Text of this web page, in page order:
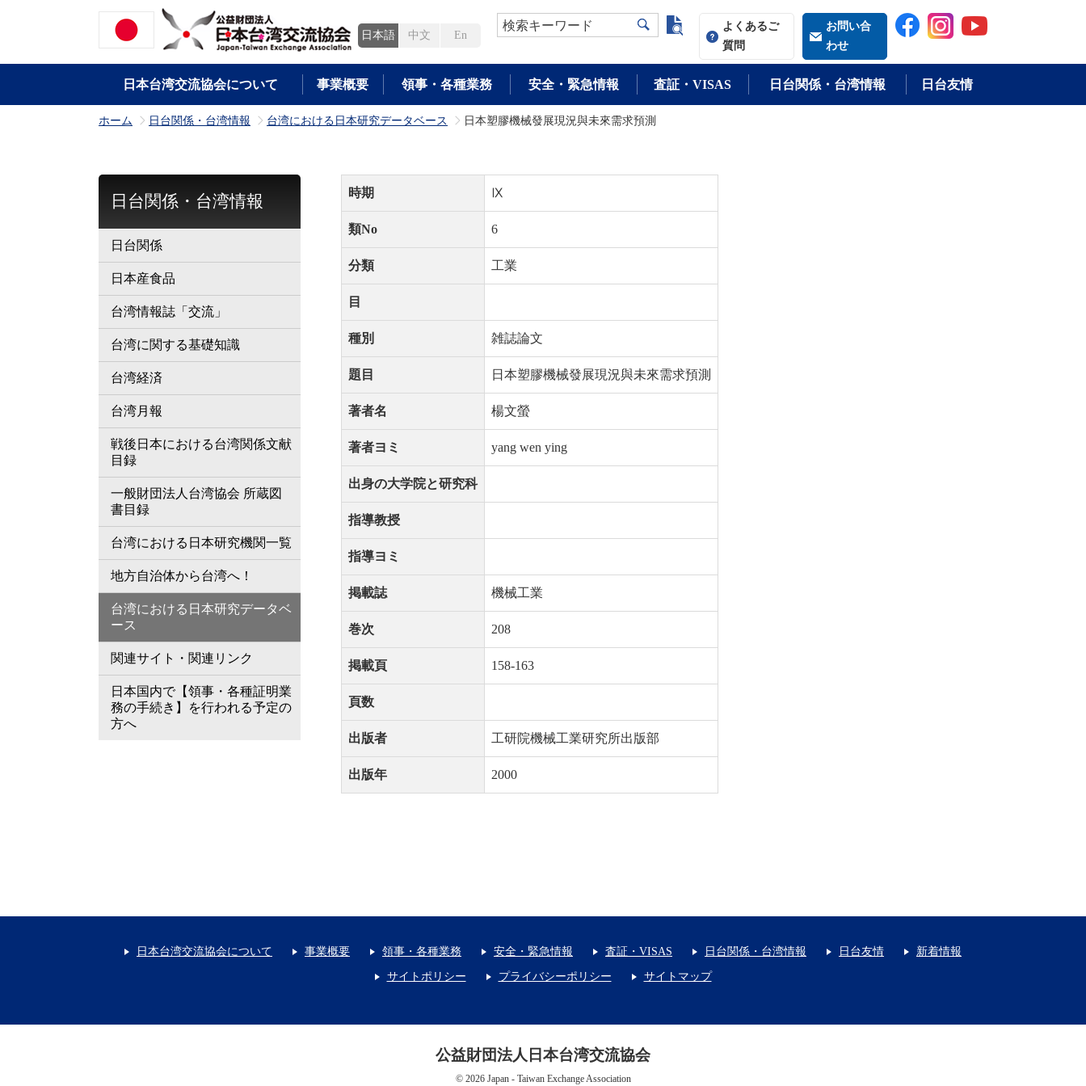
日本語 中文 En
検索キーワード よく検索される語
よくあるご
質問
お問い合
わせ
日本台湾交流協会について 事業概要 領事・各種業務 安全・緊急情報 査証・VISAS 日台関係・台湾情報 日台友情
ホーム >
日台関係・台湾情報 >
台湾における日本研究データベース >
日本塑膠機械發展現況與未來需求預測
時期 Ⅸ
類No 6
分類 工業
目
種別 雑誌論文
題目 日本塑膠機械發展現況與未來需求預測
著者名 楊文螢
著者ヨミ yang wen ying
出身の大学院と研究科
指導教授
指導ヨミ
掲載誌 機械工業
巻次 208
掲載頁 158-163
頁数
出版者 工研院機械工業研究所出版部
出版年 2000
日台関係・台湾情報
日台関係
日本産食品
台湾情報誌「交流」
台湾に関する基礎知識
台湾経済
台湾月報
戦後日本における台湾関係文献
目録
一般財団法人台湾協会 所蔵図
書目録
台湾における日本研究機関一覧
地方自治体から台湾へ！
台湾における日本研究データベ
ース
関連サイト・関連リンク
日本国内で【領事・各種証明業
務の手続き】を行われる予定の
方へ
日本台湾交流協会について 事業概要 領事・各種業務 安全・緊急情報 査証・VISAS 日台関係・台湾情報 日台友情 新着情報
サイトポリシー プライバシーポリシー サイトマップ
公益財団法人日本台湾交流協会
© 2026 Japan - Taiwan Exchange Association